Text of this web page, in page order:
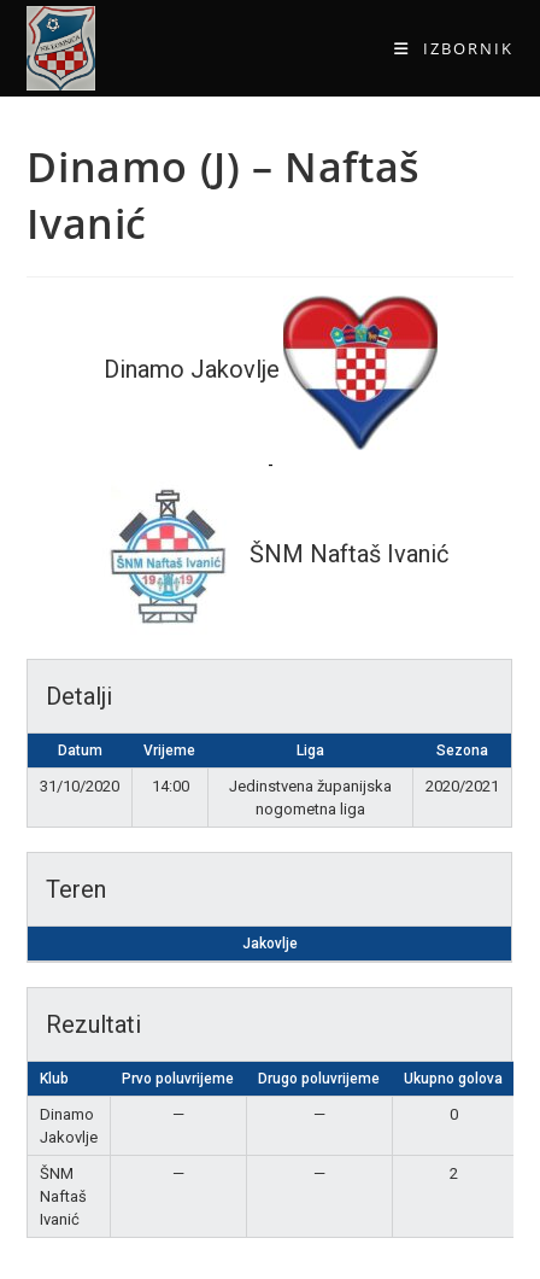
IZBORNIK
Dinamo (J) – Naftaš
Ivanić
Dinamo Jakovlje
-
ŠNM Naftaš Ivanić
Detalji
Datum Vrijeme Liga Sezona
31/10/2020 14:00
Jedinstvena županijska
nogometna liga
2020/2021
Teren
Jakovlje
Rezultati
Klub Prvo poluvrijeme Drugo poluvrijeme Ukupno golova
Dinamo
Jakovlje
— — 0
ŠNM
Naftaš
Ivanić
— — 2